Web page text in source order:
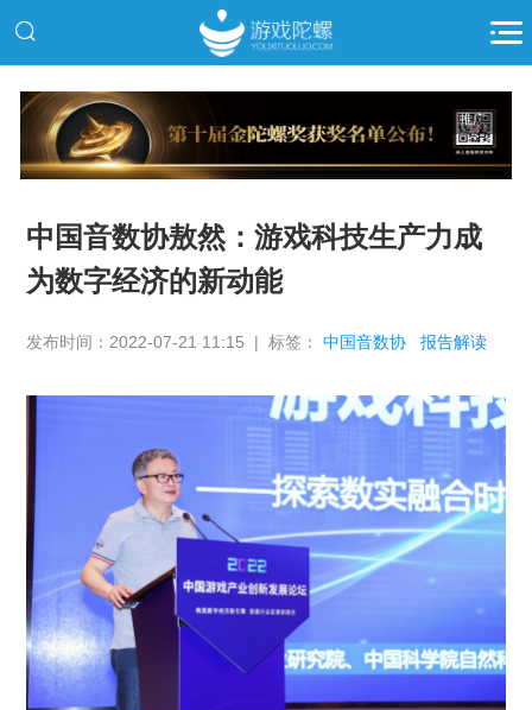
推广
中国音数协敖然：游戏科技生产力成
为数字经济的新动能
发布时间：2022-07-21 11:15 | 标签：中国音数协 报告解读